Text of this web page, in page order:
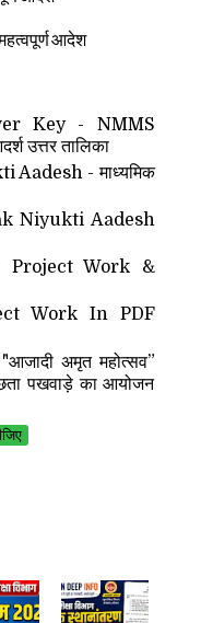
महत्वपूर्ण आदेश
Key - NMMS
उत्तर तालिका
- माध्यमिक
Niyukti Aadesh
Project Work &
Work In PDF
अमृत महोत्सव”
पखवाड़े का आयोजन